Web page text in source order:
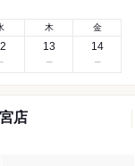
木
13
金
14
店